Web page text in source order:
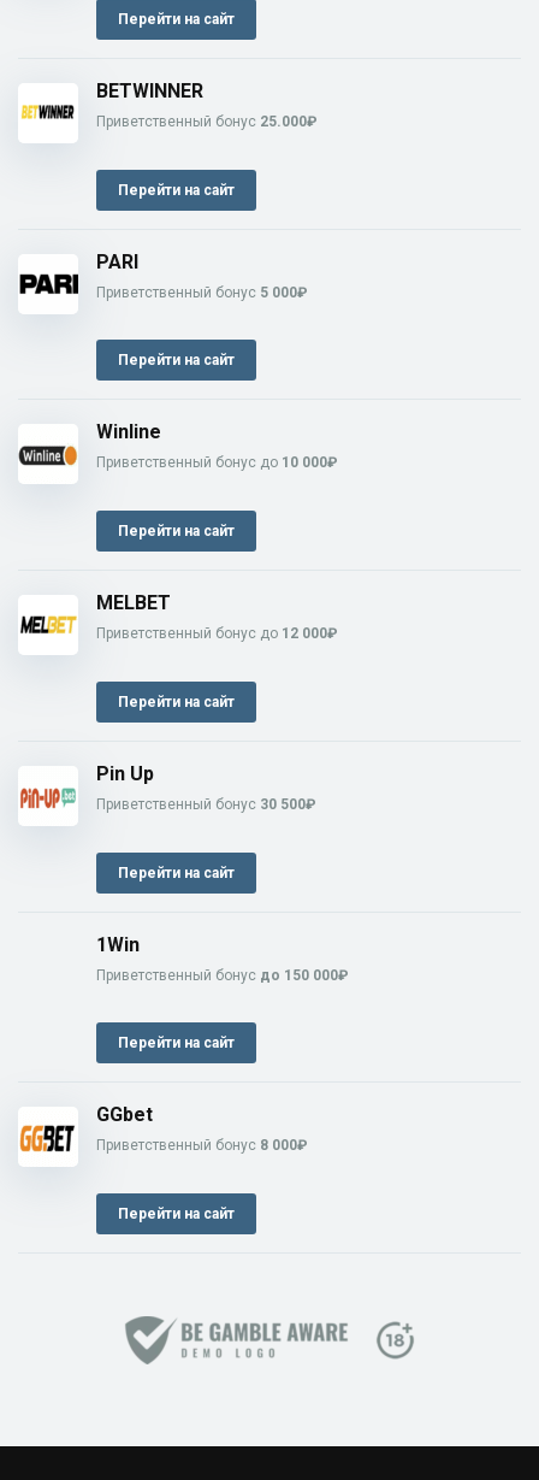
Перейти на сайт
BETWINNER
Приветственный бонус 25.000₽
Перейти на сайт
PARI
Приветственный бонус 5 000₽
Перейти на сайт
Winline
Приветственный бонус до 10 000₽
Перейти на сайт
MELBET
Приветственный бонус до 12 000₽
Перейти на сайт
Pin Up
Приветственный бонус 30 500₽
Перейти на сайт
1Win
Приветственный бонус до 150 000₽
Перейти на сайт
GGbet
Приветственный бонус 8 000₽
Перейти на сайт